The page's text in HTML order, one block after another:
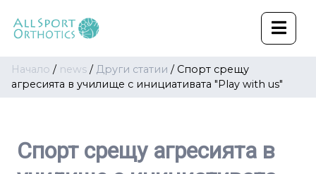
Начало / news / Други статии / Спорт срещу
агресията в училище с инициативата "Play with us"
Спорт срещу агресията в